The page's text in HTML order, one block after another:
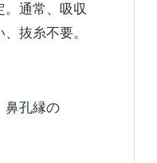
。通常、吸収
抜糸不要。
鼻孔縁の